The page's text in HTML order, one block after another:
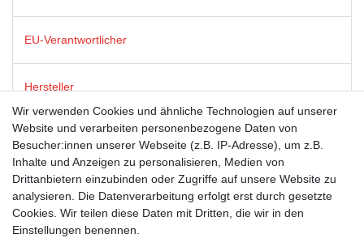
EU-Verantwortlicher
Hersteller
Postkarten von modern times zeichnen sich durch satte Farben,
beste Bildqualität und stabiles 365g Algro Design-Papier aus.
Suchbegriffe
Wir verwenden Cookies und ähnliche Technologien auf unserer
Website und verarbeiten personenbezogene Daten von
Besucher:innen unserer Webseite (z.B. IP-Adresse), um z.B.
Inhalte und Anzeigen zu personalisieren, Medien von
Drittanbietern einzubinden oder Zugriffe auf unsere Website zu
analysieren. Die Datenverarbeitung erfolgt erst durch gesetzte
Cookies. Wir teilen diese Daten mit Dritten, die wir in den
Einstellungen benennen.